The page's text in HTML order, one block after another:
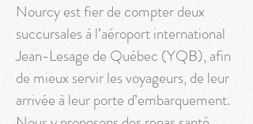
Nourcy est fier de compter deux
succursales à l’aéroport international
Jean-Lesage de Québec (YQB), afin
de mieux servir les voyageurs, de leur
arrivée à leur porte d’embarquement.